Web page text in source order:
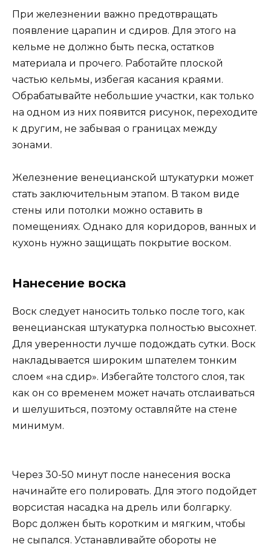
При железнении важно предотвращать
появление царапин и сдиров. Для этого на
кельме не должно быть песка, остатков
материала и прочего. Работайте плоской
частью кельмы, избегая касания краями.
Обрабатывайте небольшие участки, как только
на одном из них появится рисунок, переходите
к другим, не забывая о границах между
зонами.
Железнение венецианской штукатурки может
стать заключительным этапом. В таком виде
стены или потолки можно оставить в
помещениях. Однако для коридоров, ванных и
кухонь нужно защищать покрытие воском.
Нанесение воска
Воск следует наносить только после того, как
венецианская штукатурка полностью высохнет.
Для уверенности лучше подождать сутки. Воск
накладывается широким шпателем тонким
слоем «на сдир». Избегайте толстого слоя, так
как он со временем может начать отслаиваться
и шелушиться, поэтому оставляйте на стене
минимум.
Через 30-50 минут после нанесения воска
начинайте его полировать. Для этого подойдет
ворсистая насадка на дрель или болгарку.
Ворс должен быть коротким и мягким, чтобы
не сыпался. Устанавливайте обороты не